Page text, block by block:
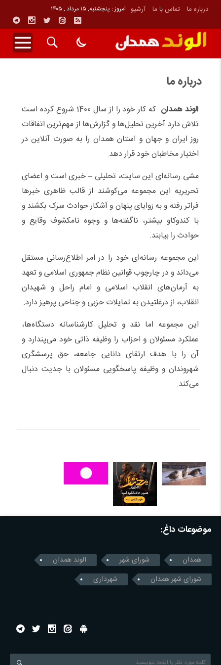
درباره ما تماس با ما آرشیو امروز : پنجشنبه, ۱۵ مرداد , ۱۴۰۵
درباره ما
الوند همدان
که کار خود را از سال 1400 شروع کرده است
تلاش دارد آخرین تحلیل‌ها و گزارش‌ها از مهم‌ترین اتفاقات
روز ایران و جهان و استان همدان را به صورت آنلاین در
اختیار مخاطبان خود قرار دهد.
مشی رسانه‌ای این سایت، تحلیلی – خبری است و اعضای
تحریریه این مجموعه می‌کوشند از قالب ظاهری خبرها
فراتر رفته و به زوایای پنهان و آشکار حوادث سرک بکشند و
با کندوکاو بیشتر، ناگفته‌ها و وجوه نامکشوف وقایع و
حوادث را بیابند.
این مجموعه رسانه‌ای خود را در امر اطلاع‌رسانی مستقل
می‌داند و در چارچوب قوانین نظام جمهوری اسلامی و تعهد
به آرمان‌های انقلاب اسلامی و امام راحل و شهیدان
انقلاب، از درغلتیدن به تمایلات حزبی و جناحی پرهیز دارد.
این مجموعه اما نقد و تحلیل کارشناسانه دستگاه‌ها،
عملکرد مسئولان و احزاب را وظیفه ذاتی خود می‌پندارد و
آن را با هدف ارتقای دانایی جامعه، حق پرسشگری
شهروندان و وظیفه پاسخگویی مسئولان با جدیت دنبال
می‌کند.
موضوعات داغ:
همدان شورای شهر
الوند همدان
شورای شهر همدان
شهرداری